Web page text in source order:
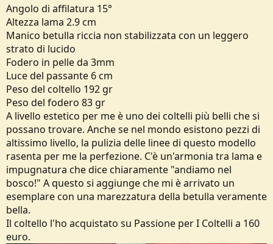
Angolo di affilatura 15°
Altezza lama 2.9 cm
Manico betulla riccia non stabilizzata con un leggero
strato di lucido
Fodero in pelle da 3mm
Luce del passante 6 cm
Peso del coltello 192 gr
Peso del fodero 83 gr
A livello estetico per me è uno dei coltelli più belli che si
possano trovare. Anche se nel mondo esistono pezzi di
altissimo livello, la pulizia delle linee di questo modello
rasenta per me la perfezione. C'è un'armonia tra lama e
impugnatura che dice chiaramente "andiamo nel
bosco!" A questo si aggiunge che mi è arrivato un
esemplare con una marezzatura della betulla veramente
bella.
Il coltello l'ho acquistato su Passione per I Coltelli a 160
euro.